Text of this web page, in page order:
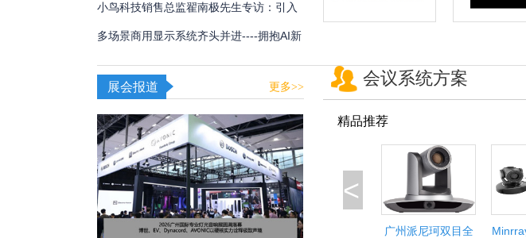
用
频体验
小鸟科技销售总监翟南极先生专访：引入
AI，在新赛道甩开竞争对手
多场景商用显示系统齐头并进----拥抱AI新
时代，不断提升商显技术和显示效果
展会报道 更多>> 会议系统方案
精品推荐
<
广州派尼珂双目全